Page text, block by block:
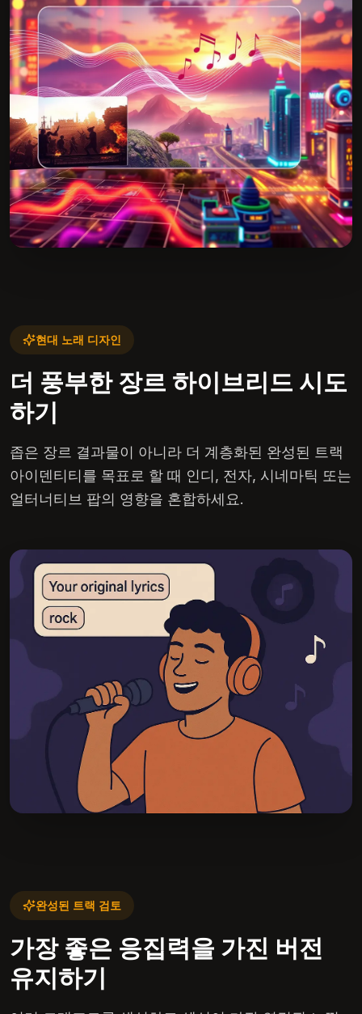
현대 노래 디자인
더 풍부한 장르 하이브리드 시도
하기
좁은 장르 결과물이 아니라 더 계층화된 완성된 트랙
아이덴티티를 목표로 할 때 인디, 전자, 시네마틱 또는
얼터너티브 팝의 영향을 혼합하세요.
완성된 트랙 검토
가장 좋은 응집력을 가진 버전
유지하기